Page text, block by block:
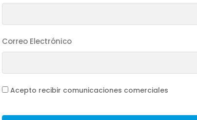
Correo Electrónico
Acepto recibir comunicaciones comerciales